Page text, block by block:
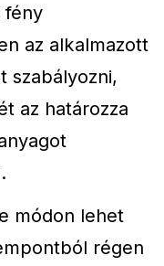
fény
az alkalmazott
szabályozni,
az határozza
módon lehet
régen